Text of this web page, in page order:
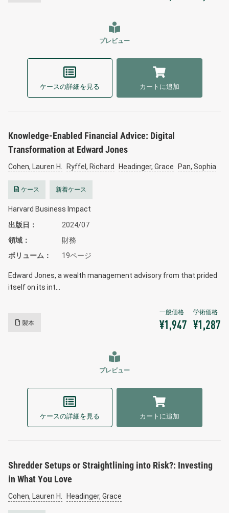
プレビュー
ケースの詳細を見る カートに追加
Knowledge-Enabled Financial Advice: Digital
Transformation at Edward Jones
Cohen, Lauren H. Ryffel, Richard Headinger, Grace Pan, Sophia
ケース 新着ケース
Harvard Business Impact
出版日
2024/07
領域
財務
ボリューム
19ページ
Edward Jones, a wealth management advisory from that prided
itself on its int…
製本 ¥1,947 ¥1,287
プレビュー
ケースの詳細を見る カートに追加
Shredder Setups or Straightlining into Risk?: Investing
in What You Love
Cohen, Lauren H. Headinger, Grace